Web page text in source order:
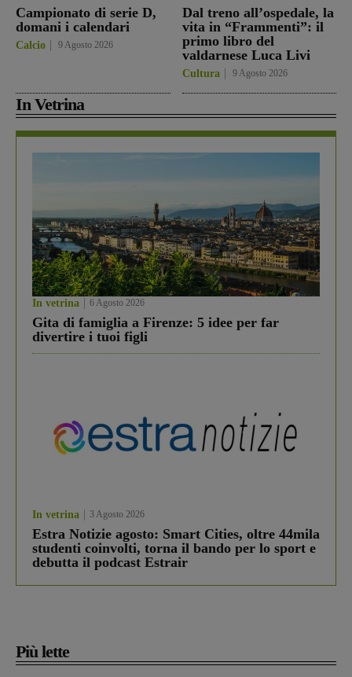
Campionato di serie D,
domani i calendari
Calcio 9 Agosto 2026
Dal treno all’ospedale, la
vita in “Frammenti”: il
primo libro del
valdarnese Luca Livi
Cultura 9 Agosto 2026
In Vetrina
In vetrina 6 Agosto 2026
Gita di famiglia a Firenze: 5 idee per far
divertire i tuoi figli
In vetrina 3 Agosto 2026
Estra Notizie agosto: Smart Cities, oltre 44mila
studenti coinvolti, torna il bando per lo sport e
debutta il podcast Estrair
Più lette